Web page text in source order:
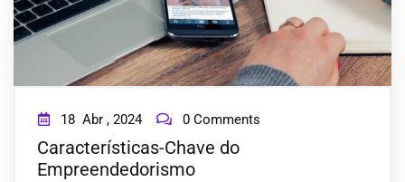
18 Abr , 2024 0 Comments
Características-Chave do
Empreendedorismo